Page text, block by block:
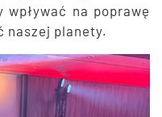
na poprawę
naszej planety.